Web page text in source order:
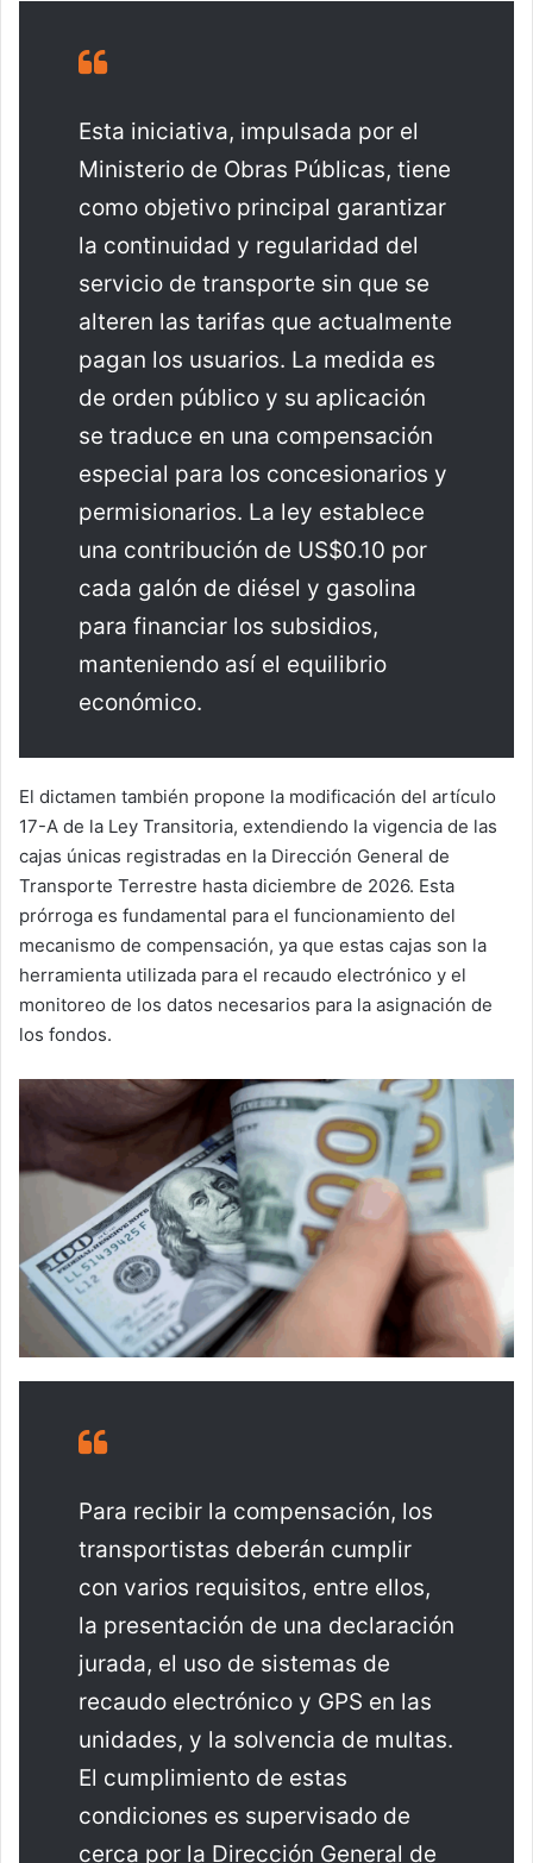
Esta iniciativa, impulsada por el
Ministerio de Obras Públicas, tiene
como objetivo principal garantizar
la continuidad y regularidad del
servicio de transporte sin que se
alteren las tarifas que actualmente
pagan los usuarios. La medida es
de orden público y su aplicación
se traduce en una compensación
especial para los concesionarios y
permisionarios. La ley establece
una contribución de US$0.10 por
cada galón de diésel y gasolina
para financiar los subsidios,
manteniendo así el equilibrio
económico.
El dictamen también propone la modificación del artículo
17-A de la Ley Transitoria, extendiendo la vigencia de las
cajas únicas registradas en la Dirección General de
Transporte Terrestre hasta diciembre de 2026. Esta
prórroga es fundamental para el funcionamiento del
mecanismo de compensación, ya que estas cajas son la
herramienta utilizada para el recaudo electrónico y el
monitoreo de los datos necesarios para la asignación de
los fondos.
Para recibir la compensación, los
transportistas deberán cumplir
con varios requisitos, entre ellos,
la presentación de una declaración
jurada, el uso de sistemas de
recaudo electrónico y GPS en las
unidades, y la solvencia de multas.
El cumplimiento de estas
condiciones es supervisado de
cerca por la Dirección General de